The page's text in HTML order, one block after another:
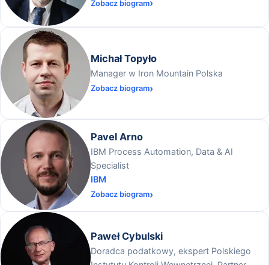
Zobacz biogram
Michał Topyło
Manager w Iron Mountain Polska
Zobacz biogram
Pavel Arno
IBM Process Automation, Data & AI
Specialist
IBM
Zobacz biogram
Paweł Cybulski
Doradca podatkowy, ekspert Polskiego